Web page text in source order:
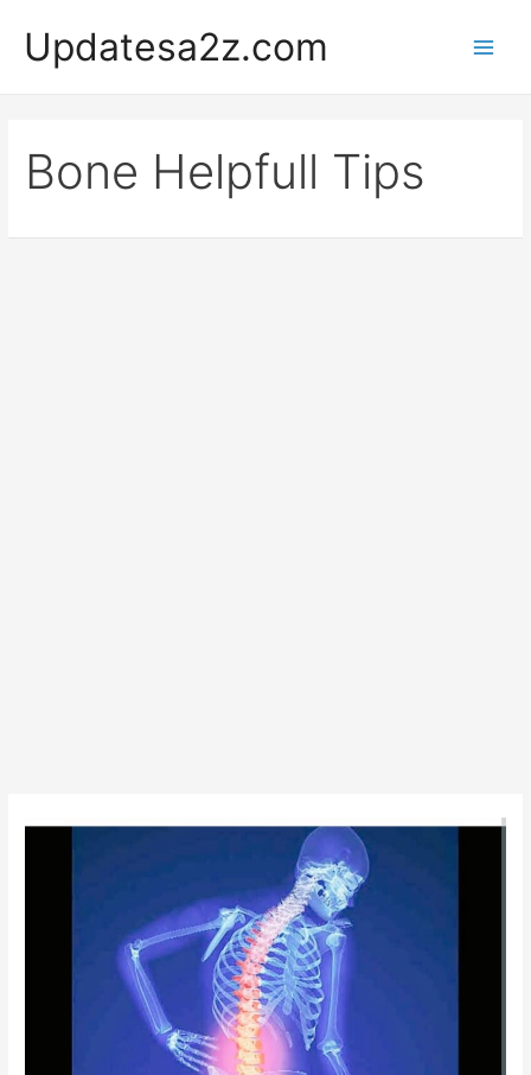
content
Updatesa2z.com
Bone Helpfull Tips